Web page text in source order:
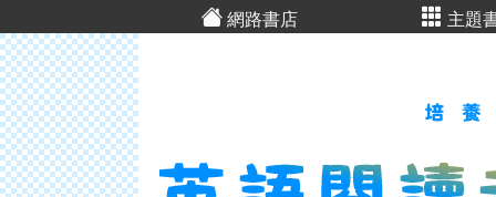
網路書店 主題